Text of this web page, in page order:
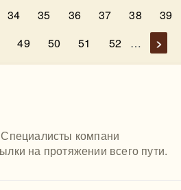
34 35 36 37 38
39
49 50 51 52 … >
компани
на протяжении всего пути.